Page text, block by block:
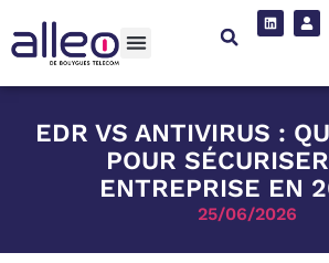
EDR VS ANTIVIRUS :
POUR
ENTREPRISE EN
25/06/2026